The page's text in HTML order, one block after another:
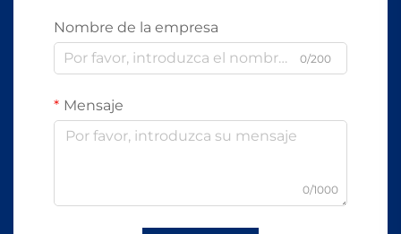
Nombre de la empresa
0/200
Mensaje
0/1000